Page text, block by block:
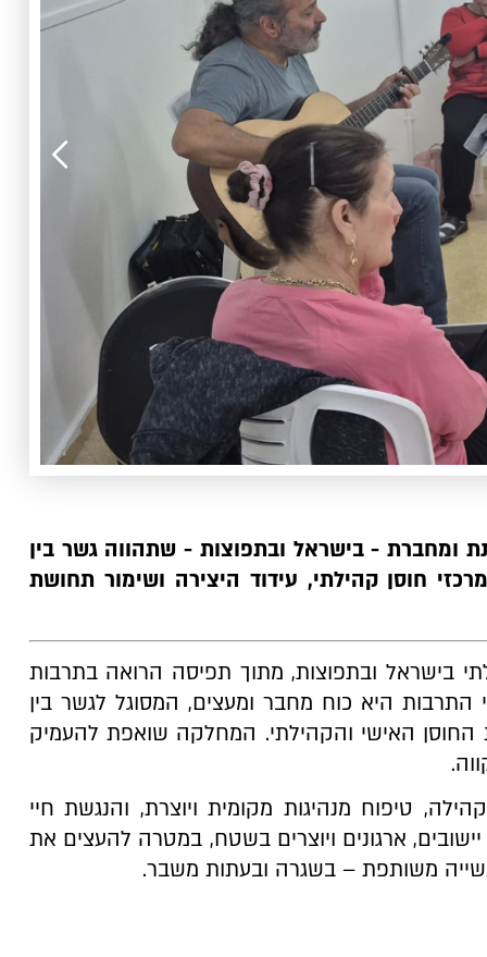
Slide 2 of 2.
Slide 2 of 5.
ומחברת - בישראל ובתפוצות - שתהווה גשר בין
חוסן קהילתי, עידוד היצירה ושימור תחושת
בישראל ובתפוצות, מתוך תפיסה הרואה בתרבות
התרבות היא כוח מחבר ומעצים, המסוגל לגשר בין
החוסן האישי והקהילתי. המחלקה שואפת להעמיק
טיפוח מנהיגות מקומית ויוצרת, והנגשת חיי
ארגונים ויוצרים בשטח, במטרה להעצים את
משותפת – בשגרה ובעתות משבר.